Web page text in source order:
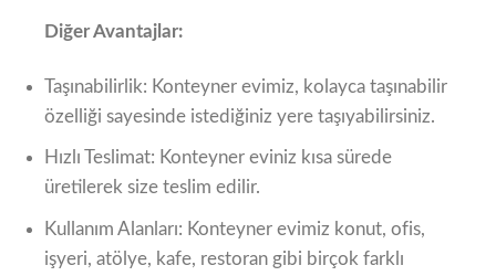
Diğer Avantajlar:
Taşınabilirlik: Konteyner evimiz, kolayca taşınabilir
özelliği sayesinde istediğiniz yere taşıyabilirsiniz.
Hızlı Teslimat: Konteyner eviniz kısa sürede
üretilerek size teslim edilir.
Kullanım Alanları: Konteyner evimiz konut, ofis,
işyeri, atölye, kafe, restoran gibi birçok farklı